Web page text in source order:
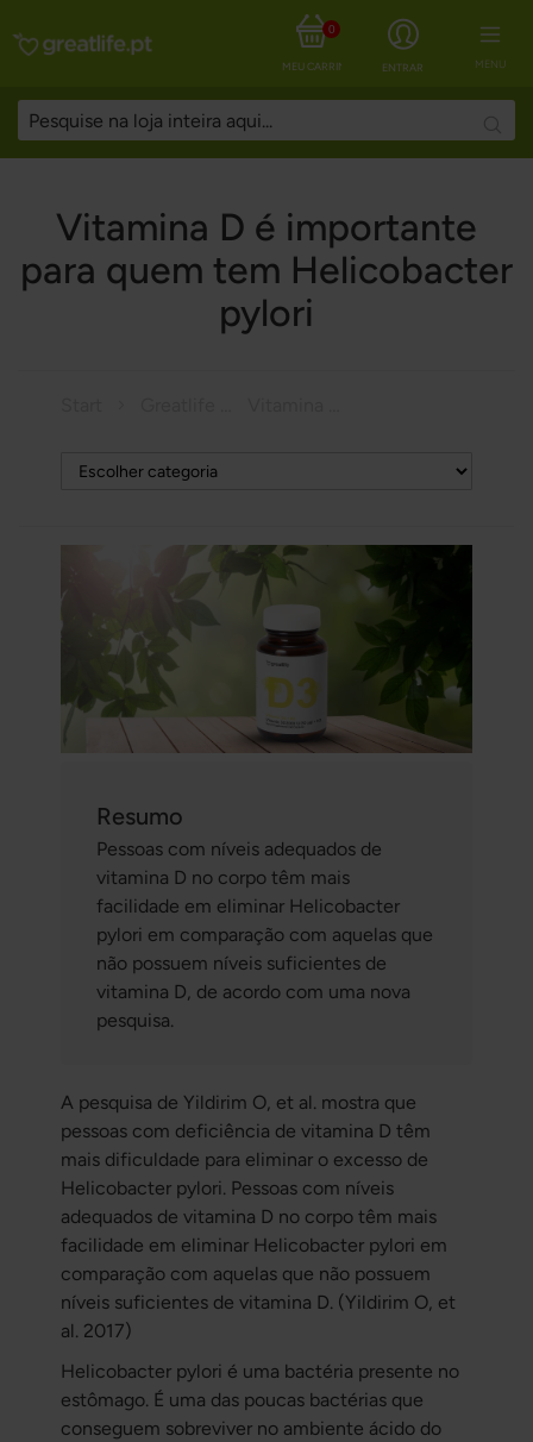
MENU
ENTRAR
MEU CARRINHO
0
Vitamina D é importante
para quem tem Helicobacter
pylori
Resumo
Pessoas com níveis adequados de
vitamina D no corpo têm mais
facilidade em eliminar Helicobacter
pylori em comparação com aquelas que
não possuem níveis suficientes de
vitamina D, de acordo com uma nova
pesquisa.
A pesquisa de Yildirim O, et al. mostra que
pessoas com deficiência de vitamina D têm
mais dificuldade para eliminar o excesso de
Helicobacter pylori. Pessoas com níveis
adequados de vitamina D no corpo têm mais
facilidade em eliminar Helicobacter pylori em
comparação com aquelas que não possuem
níveis suficientes de vitamina D. (Yildirim O, et
al. 2017)
Helicobacter pylori é uma bactéria presente no
estômago. É uma das poucas bactérias que
conseguem sobreviver no ambiente ácido do